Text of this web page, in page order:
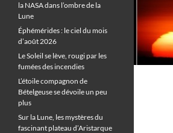
la NASA dans l’ombre de la
Lune
Éphémérides : le ciel du mois
d’août 2026
Le Soleil se lève, rougi par les
fumées des incendies
L’étoile compagnon de
Bételgeuse se dévoile un peu
plus
Sur la Lune, les mystères du
fascinant plateau d’Aristarque